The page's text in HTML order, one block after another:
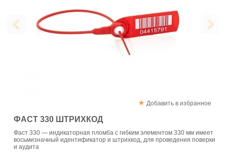
Добавить в избранное
ФАСТ 330 ШТРИХКОД
Фаст 330 — индикаторная пломба с гибким элементом 330 мм имеет
восьмизначный идентификатор и штрихкод, для проведения поверки
и аудита